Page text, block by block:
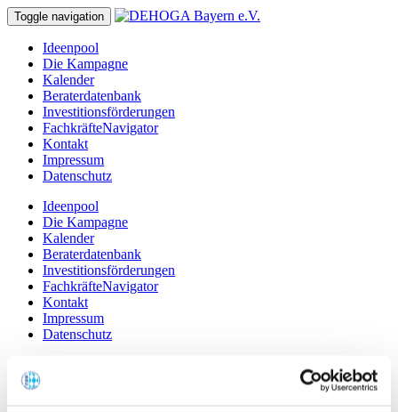
Toggle navigation
Ideenpool
Die Kampagne
Kalender
Beraterdatenbank
Investitionsförderungen
FachkräfteNavigator
Kontakt
Impressum
Datenschutz
Ideenpool
Die Kampagne
Kalender
Beraterdatenbank
Investitionsförderungen
FachkräfteNavigator
Kontakt
Impressum
Datenschutz